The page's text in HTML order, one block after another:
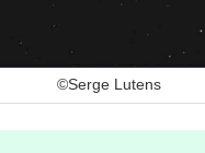
©Serge Lutens